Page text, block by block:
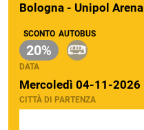
Bologna - Unipol Arena
SCONTO
20%
AUTOBUS
DATA
Mercoledì 04-11-2026
CITTÀ DI PARTENZA